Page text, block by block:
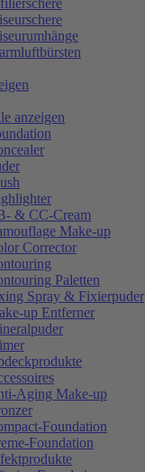
anzeigen
& CC-Cream
Make-up
Corrector
Paletten
Spray & Fixierpuder
up Entferner
Aging Make-up
Foundation
Foundation